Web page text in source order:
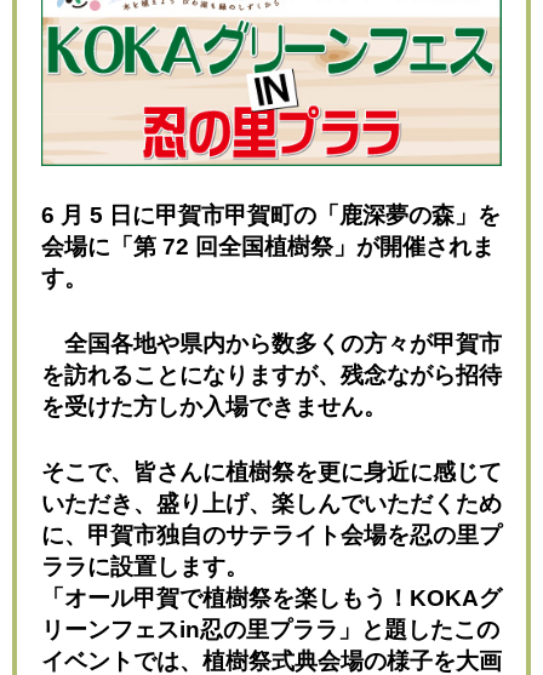
6 月 5 日に甲賀市甲賀町の「鹿深夢の森」を
会場に「第 72 回全国植樹祭」が開催されま
す。
全国各地や県内から数多くの方々が甲賀市
を訪れることになりますが、残念ながら招待
を受けた方しか入場できません。
そこで、皆さんに植樹祭を更に身近に感じて
いただき、盛り上げ、楽しんでいただくため
に、甲賀市独自のサテライト会場を忍の里プ
ララに設置します。
「オール甲賀で植樹祭を楽しもう！KOKAグ
リーンフェスin忍の里プララ」と題したこの
イベントでは、植樹祭式典会場の様子を大画